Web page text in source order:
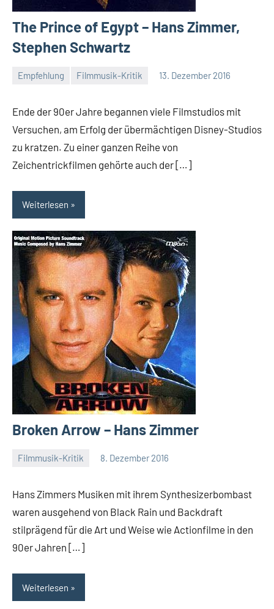
The Prince of Egypt – Hans Zimmer,
Stephen Schwartz
Empfehlung Filmmusik-Kritik 13. Dezember 2016
Ende der 90er Jahre begannen viele Filmstudios mit
Versuchen, am Erfolg der übermächtigen Disney-Studios
zu kratzen. Zu einer ganzen Reihe von
Zeichentrickfilmen gehörte auch der […]
Weiterlesen
Broken Arrow – Hans Zimmer
Filmmusik-Kritik 8. Dezember 2016
Hans Zimmers Musiken mit ihrem Synthesizerbombast
waren ausgehend von Black Rain und Backdraft
stilprägend für die Art und Weise wie Actionfilme in den
90er Jahren […]
Weiterlesen